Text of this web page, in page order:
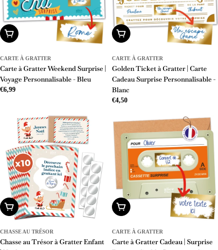
Ajouter Au Panier
CARTE À GRATTER
Carte à Gratter Weekend Surprise |
Voyage Personnalisable - Bleu
Prix
€6,99
Ajouter Au Panier
CARTE À GRATTER
Golden Ticket à Gratter | Carte
Cadeau Surprise Personnalisable -
Blanc
Prix
régulier
€4,50
Ajouter Au Panier
CHASSE AU TRÉSOR
Chasse au Trésor à Gratter Enfant
Ajouter Au Panier
CARTE À GRATTER
Carte à Gratter Cadeau | Surprise